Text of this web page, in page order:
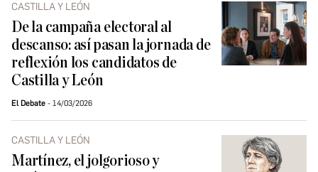
CASTILLA Y LEÓN
De la campaña electoral al
descanso: así pasan la jornada de
reflexión los candidatos de
Castilla y León
El Debate 14/03/2026
CASTILLA Y LEÓN
Martínez, el jolgorioso y